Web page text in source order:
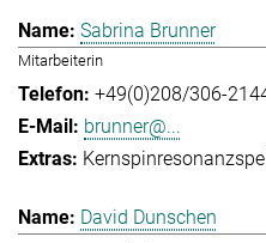
Sabrina Brunner
Mitarbeiterin
+49(0)208/306-
brunner@...
David Dunschen